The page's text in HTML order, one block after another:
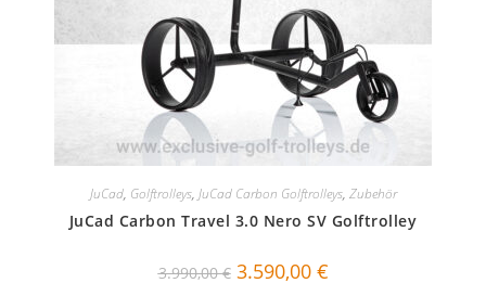
JuCad, Golftrolleys, JuCad Carbon Golftrolleys, Zubehör
JuCad Carbon Travel 3.0 Nero SV Golftrolley
3.990,00€ Ursprünglicher
3.590,00 €Aktueller